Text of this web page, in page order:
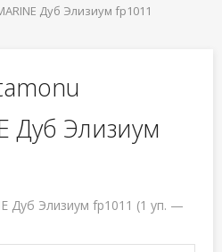
Дуб Элизиум fp1011
Дуб Элизиум
Дуб Элизиум fp1011 (1 уп. —